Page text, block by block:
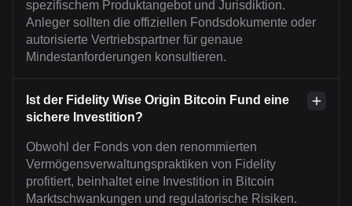
spezifischem Produktangebot und Jurisdiktion.
Anleger sollten die offiziellen Fondsdokumente oder
autorisierte Vertriebspartner für genaue
Mindestanforderungen konsultieren.
Ist der Fidelity Wise Origin Bitcoin Fund eine
sichere Investition?
Obwohl der Fonds von den renommierten
Vermögensverwaltungspraktiken von Fidelity
profitiert, beinhaltet eine Investition in Bitcoin
Marktschwankungen und regulatorische Risiken.